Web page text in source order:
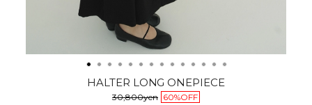
HALTER LONG ONEPIECE
30,800yen 60%OFF